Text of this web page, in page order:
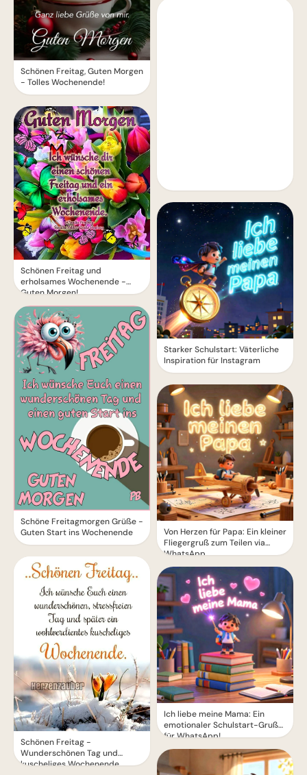
Schönen Freitag, Guten Morgen
- Tolles Wochenende!
Schönen Freitag und
erholsames Wochenende -
Guten Morgen!
Schöne Freitagmorgen Grüße -
Guten Start ins Wochenende
Schönen Freitag -
Wunderschönen Tag und
kuscheliges Wochenende
Starker Schulstart: Väterliche
Inspiration für Instagram
Von Herzen für Papa: Ein kleiner
Fliegergruß zum Teilen via
WhatsApp
Ich liebe meine Mama: Ein
emotionaler Schulstart-Gruß
für WhatsApp!